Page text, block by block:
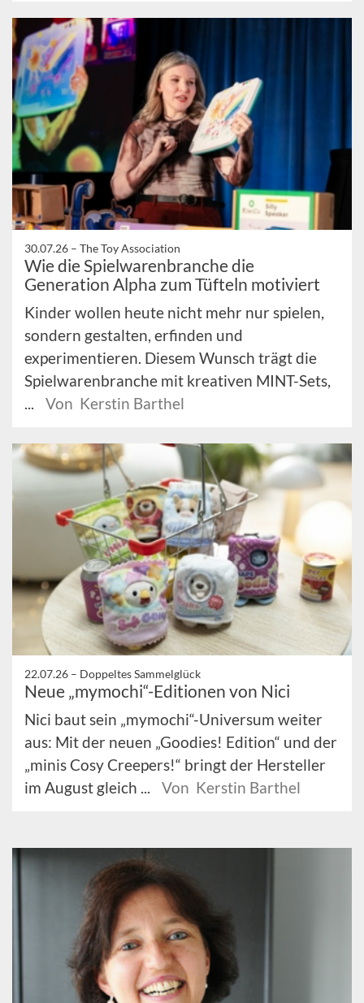
30.07.26 – The Toy Association
Wie die Spielwarenbranche die
Generation Alpha zum Tüfteln motiviert
Kinder wollen heute nicht mehr nur spielen,
sondern gestalten, erfinden und
experimentieren. Diesem Wunsch trägt die
Spielwarenbranche mit kreativen MINT-Sets,
...
Von Kerstin Barthel
22.07.26 – Doppeltes Sammelglück
Neue „mymochi“-Editionen von Nici
Nici baut sein „mymochi“-Universum weiter
aus: Mit der neuen „Goodies! Edition“ und der
„minis Cosy Creepers!“ bringt der Hersteller
im August gleich ...
Von Kerstin Barthel